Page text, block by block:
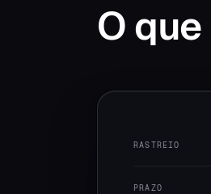
O que
RASTREIO
PRAZO